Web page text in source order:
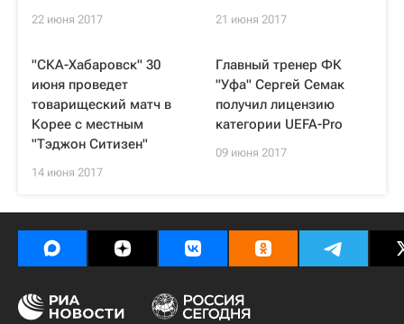
22 июня 2017 21 июня 2017
"СКА-Хабаровск" 30
июня проведет
товарищеский матч в
Корее с местным
"Тэджон Ситизен"
14 июня 2017
Главный тренер ФК
"Уфа" Сергей Семак
получил лицензию
категории UEFA-Pro
09 июня 2017